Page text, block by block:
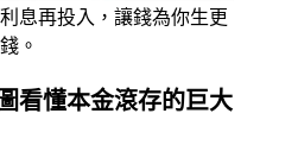
息再投入，讓錢為你生更
。
看懂本金滾存的巨大